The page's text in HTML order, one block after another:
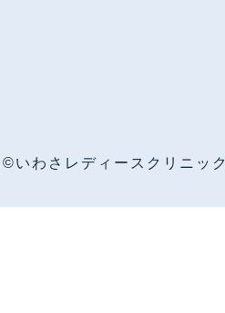
©いわさレディースクリニック